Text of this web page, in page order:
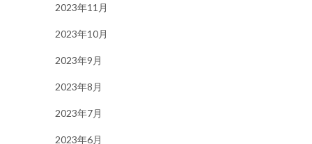
2023年11月
2023年10月
2023年9月
2023年8月
2023年7月
2023年6月